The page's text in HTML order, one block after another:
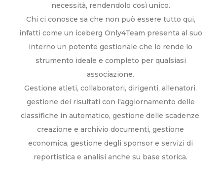
necessità, rendendolo così unico.
Chi ci conosce sa che non può essere tutto qui,
infatti come un iceberg Only4Team presenta al suo
interno un potente gestionale che lo rende lo
strumento ideale e completo per qualsiasi
associazione.
Gestione atleti, collaboratori, dirigenti, allenatori,
gestione dei risultati con l'aggiornamento delle
classifiche in automatico, gestione delle scadenze,
creazione e archivio documenti, gestione
economica, gestione degli sponsor e servizi di
reportistica e analisi anche su base storica.